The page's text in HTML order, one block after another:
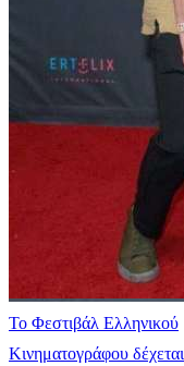
Το Φεστιβάλ Ελληνικού
Κινηματογράφου δέχεται